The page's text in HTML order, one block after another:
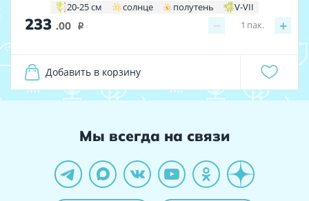
20-25 см солнце полутень V-VII
233 .00 i − +
1 пак.
Добавить в корзину
Мы всегда на связи